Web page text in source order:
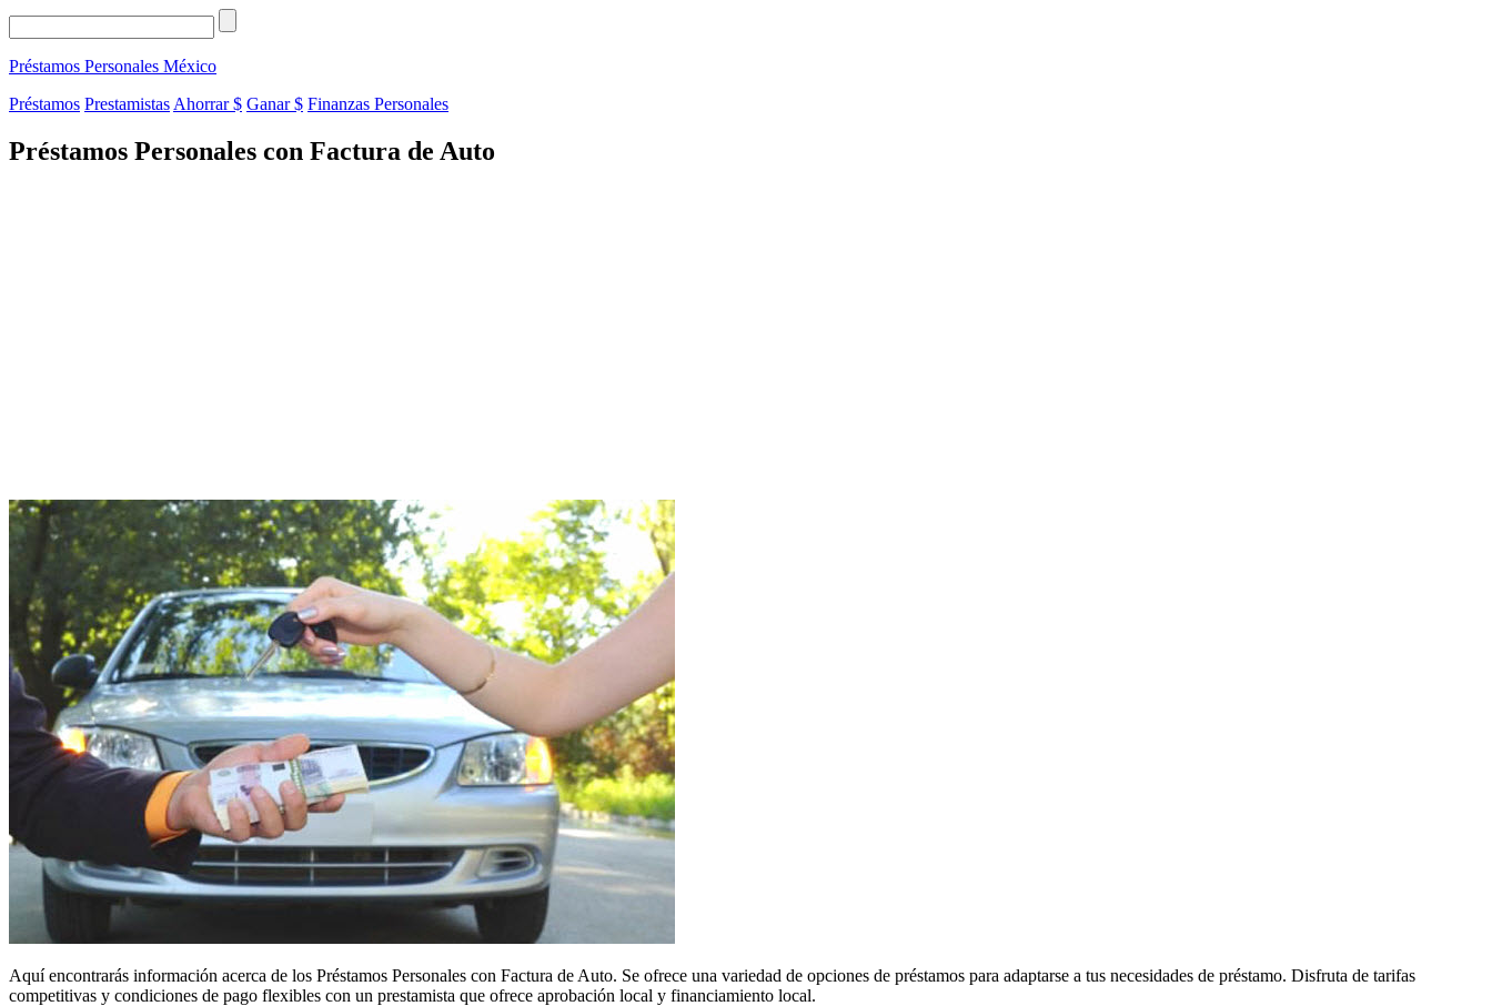
Préstamos Personales México
Préstamos Prestamistas Ahorrar $ Ganar $ Finanzas Personales
Préstamos Personales con Factura de Auto
Aquí encontrarás información acerca de los Préstamos Personales con Factura de Auto. Se ofrece una variedad de opciones de préstamos para adaptarse a tus necesidades de préstamo. Disfruta de tarifas
competitivas y condiciones de pago flexibles con un prestamista que ofrece aprobación local y financiamiento local.